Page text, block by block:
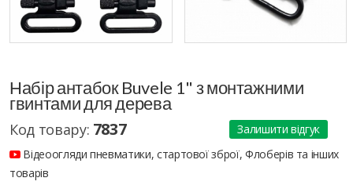
Набір антабок Buvele 1" з монтажними
гвинтами для дерева
Код товару: 7837
Залишити відгук
Відеоогляди пневматики, стартової зброї, Флоберів та інших
товарів